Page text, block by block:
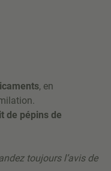
, en
de pépins de
toujours l’avis de